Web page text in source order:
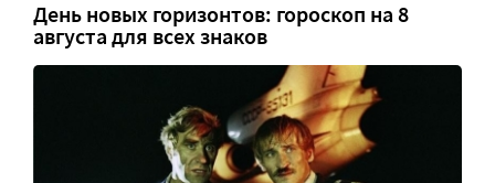
День новых горизонтов: гороскоп на 8
августа для всех знаков